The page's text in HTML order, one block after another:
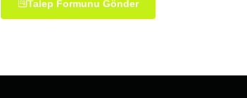
Talep Formunu Gönder